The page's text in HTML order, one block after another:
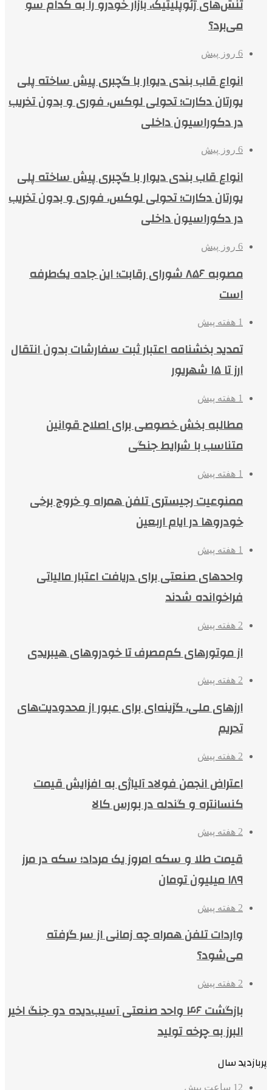
تنش‌های ژئوپلیتیک، بازار خودرو را به کدام سو
می‌برد؟
6 روز پیش
انواع قاب بندی دیوار با گچبری پیش ساخته پلی
یورتان دکارت؛ تحولی لوکس، فوری و بدون تخریب
در دکوراسیون داخلی
6 روز پیش
انواع قاب بندی دیوار با گچبری پیش ساخته پلی
یورتان دکارت؛ تحولی لوکس، فوری و بدون تخریب
در دکوراسیون داخلی
6 روز پیش
مصوبه ۸۵۶ شورای رقابت؛ این جاده یک‌طرفه
است
1 هفته پیش
تمدید بخشنامه اعتبار ثبت سفارشات بدون انتقال
ارز تا ۱۵ شهریور
1 هفته پیش
مطالبه بخش خصوصی برای اصلاح قوانین
متناسب با شرایط جنگی
1 هفته پیش
ممنوعیت رجیستری تلفن همراه و خروج برخی
خودروها در ایام اربعین
1 هفته پیش
واحدهای صنعتی برای دریافت اعتبار مالیاتی
فراخوانده شدند
2 هفته پیش
از موتورهای کم‌مصرف تا خودروهای هیبریدی
2 هفته پیش
ارزهای ملی، گزینه‌ای برای عبور از محدودیت‌های
تحریم
2 هفته پیش
اعتراض انجمن فولاد آلیاژی به افزایش قیمت
کنسانتره و گندله در بورس کالا
2 هفته پیش
قیمت طلا و سکه امروز یک مرداد؛ سکه در مرز
۱۸۹ میلیون تومان
2 هفته پیش
واردات تلفن همراه چه زمانی از سر گرفته
می‌شود؟
2 هفته پیش
بازگشت ۴۶ واحد صنعتی آسیب‌دیده دو جنگ اخیر
البرز به چرخه تولید
پربازدید سال
12 ساعت پیش